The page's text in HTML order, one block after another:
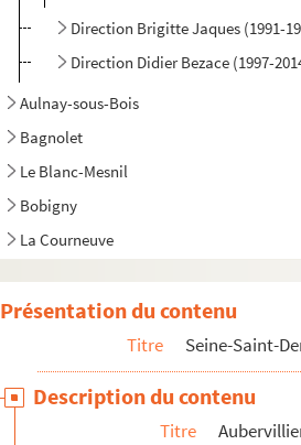
Direction Brigitte Jaques (1991-
Direction Didier Bezace (1997-
Aulnay-sous-Bois
Bagnolet
Le Blanc-Mesnil
Bobigny
La Courneuve
Les Lilas
Montreuil
Noisy-le-Grand
Présentation du contenu
Titre Seine-Saint-
Description du contenu
Titre